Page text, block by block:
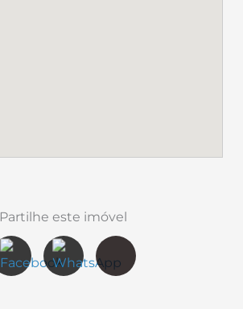
Partilhe este imóvel